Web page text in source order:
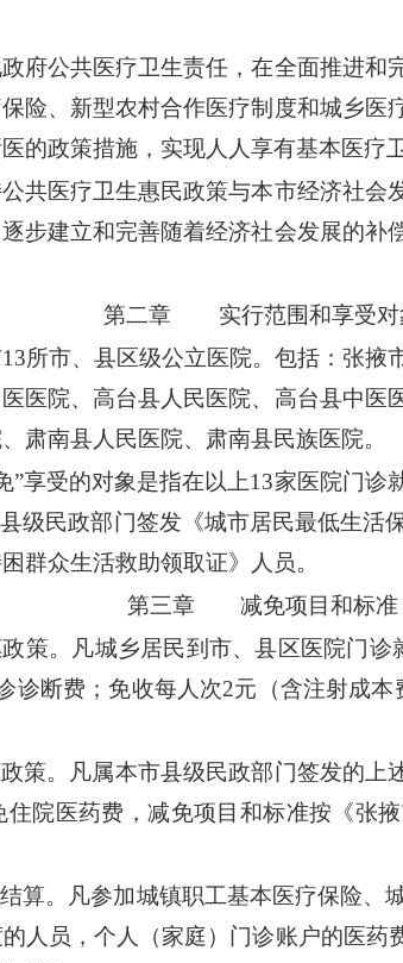
公共医疗卫生责任，在全面推进和
险、新型农村合作医疗制度和城乡医
的政策措施，实现人人享有基本医疗
医疗卫生惠民政策与本市经济社会
步建立和完善随着经济社会发展的补
第二章 实行范围和享受对
市、县区级公立医院。包括：张掖
医院、高台县人民医院、高台县中医
肃南县人民医院、肃南县民族医院。
受的对象是指在以上13家医院门诊
级民政部门签发《城市居民最低生
群众生活救助领取证》人员。
第三章 减免项目和标准
。凡城乡居民到市、县区医院门诊
诊断费；免收每人次2元（含注射成
。凡属本市县级民政部门签发的上
院医药费，减免项目和标准按《张
。凡参加城镇职工基本医疗保险、
人员，个人（家庭）门诊账户的医药